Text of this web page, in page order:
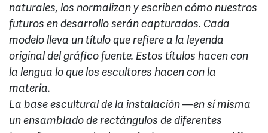
naturales, los normalizan y escriben cómo nuestros
futuros en desarrollo serán capturados. Cada
modelo lleva un título que refiere a la leyenda
original del gráfico fuente. Estos títulos hacen con
la lengua lo que los escultores hacen con la
materia.
La base escultural de la instalación —en sí misma
un ensamblado de rectángulos de diferentes